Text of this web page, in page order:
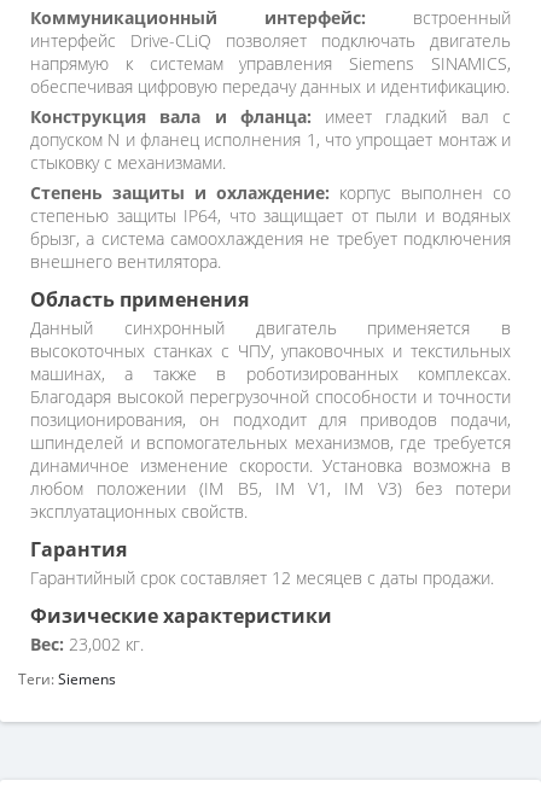
Коммуникационный интерфейс: встроенный
интерфейс Drive-CLiQ позволяет подключать двигатель
напрямую к системам управления Siemens SINAMICS,
обеспечивая цифровую передачу данных и идентификацию.
Конструкция вала и фланца: имеет гладкий вал с
допуском N и фланец исполнения 1, что упрощает монтаж и
стыковку с механизмами.
Степень защиты и охлаждение: корпус выполнен со
степенью защиты IP64, что защищает от пыли и водяных
брызг, а система самоохлаждения не требует подключения
внешнего вентилятора.
Область применения
Данный синхронный двигатель применяется в
высокоточных станках с ЧПУ, упаковочных и текстильных
машинах, а также в роботизированных комплексах.
Благодаря высокой перегрузочной способности и точности
позиционирования, он подходит для приводов подачи,
шпинделей и вспомогательных механизмов, где требуется
динамичное изменение скорости. Установка возможна в
любом положении (IM B5, IM V1, IM V3) без потери
эксплуатационных свойств.
Гарантия
Гарантийный срок составляет 12 месяцев с даты продажи.
Физические характеристики
Вес: 23,002 кг.
Теги:Siemens